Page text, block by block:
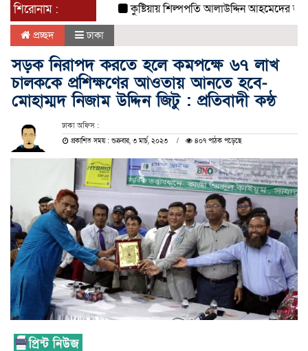
শিরোনাম : কুষ্টিয়ায় শিল্পপতি আলাউদ্দিন আহমেদের
প্রচ্ছদ ঢাকা
সড়ক নিরাপদ করতে হলে কমপক্ষে ৬৭ লাখ
চালককে প্রশিক্ষণের আওতায় আনতে হবে-
মোহাম্মদ নিজাম উদ্দিন জিটু : প্রতিবাদী কন্ঠ
ঢাকা অফিস :
প্রকাশিত সময় : শুক্রবার, ৩ মার্চ, ২০২৩ ৪০৭ পাঠক পড়েছে